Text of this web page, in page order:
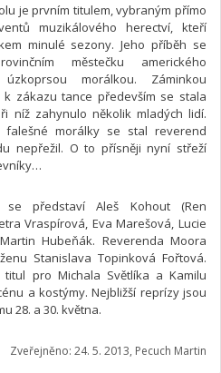
je prvním titulem, vybraným přímo
muzikálového herectví, kteří
minulé sezony. Jeho příběh se
městečku amerického
morálkou. Záminkou
zákazu tance především se stala
níž zahynulo několik mladých lidí.
morálky se stal reverend
nepřežil. O to přísněji nyní střeží
představí Aleš Kohout (Ren
Vraspírová, Eva Marešová, Lucie
Hubeňák. Reverenda Moora
Stanislava Topinková Fořtová.
pro Michala Světlíka a Kamilu
a kostýmy. Nejbližší reprízy jsou
28. a 30. května.
Zveřejněno: 24. 5. 2013, Pecuch Martin